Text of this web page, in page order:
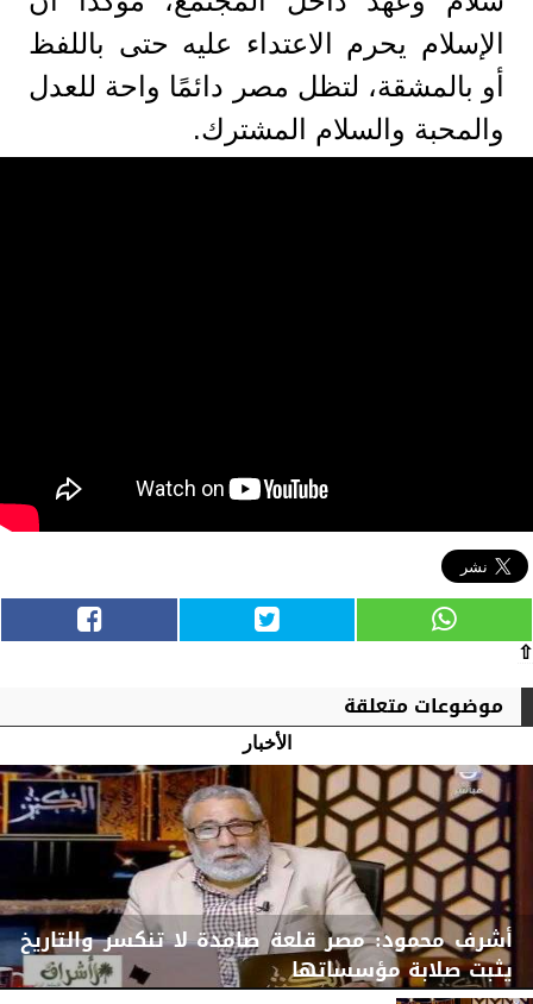
الإسلام يحرم الاعتداء عليه حتى باللفظ
أو بالمشقة، لتظل مصر دائمًا واحة للعدل
والمحبة والسلام المشترك.
⇧
موضوعات متعلقة
الأخبار
أشرف محمود: مصر قلعة صامدة لا تنكسر والتاريخ
يثبت صلابة مؤسساتها